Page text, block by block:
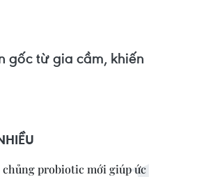
gốc từ gia cầm, khiến
probiotic mới giúp ức